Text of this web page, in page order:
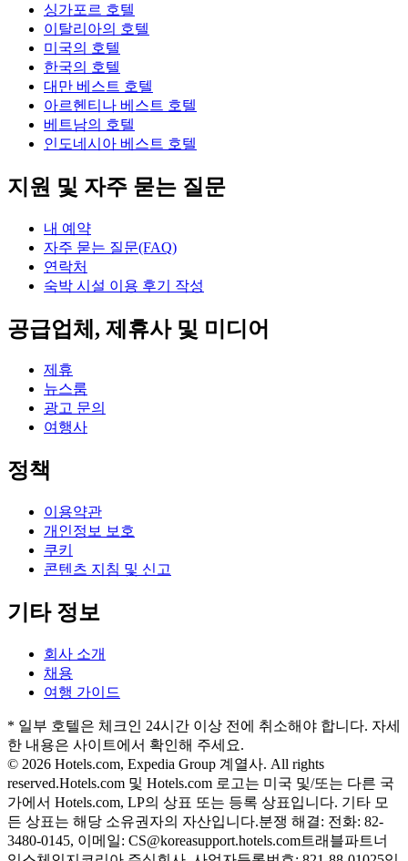
싱가포르 호텔
이탈리아의 호텔
미국의 호텔
한국의 호텔
대만 베스트 호텔
아르헨티나 베스트 호텔
베트남의 호텔
인도네시아 베스트 호텔
지원 및 자주 묻는 질문
내 예약
자주 묻는 질문(FAQ)
연락처
숙박 시설 이용 후기 작성
공급업체, 제휴사 및 미디어
제휴
뉴스룸
광고 문의
여행사
정책
이용약관
개인정보 보호
쿠키
콘텐츠 지침 및 신고
기타 정보
회사 소개
채용
여행 가이드
* 일부 호텔은 체크인 24시간 이상 전에 취소해야 합니다. 자세
한 내용은 사이트에서 확인해 주세요.
© 2026 Hotels.com, Expedia Group 계열사. All rights
reserved.Hotels.com 및 Hotels.com 로고는 미국 및/또는 다른 국
가에서 Hotels.com, LP의 상표 또는 등록 상표입니다. 기타 모
든 상표는 해당 소유권자의 자산입니다.분쟁 해결: 전화: 82-
3480-0145, 이메일: CS@koreasupport.hotels.com트래블파트너